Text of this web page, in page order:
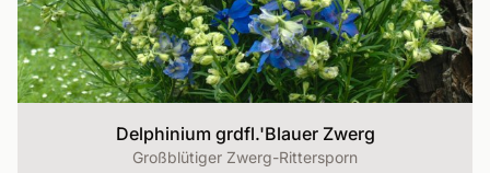
Delphinium grdfl.'Blauer Zwerg
Großblütiger Zwerg-Rittersporn